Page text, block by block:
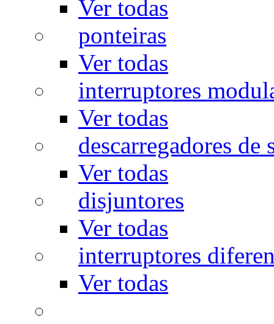
Ver todas
ponteiras
Ver todas
interruptores
Ver todas
descarregadores de
Ver todas
disjuntores
Ver todas
interruptores
Ver todas